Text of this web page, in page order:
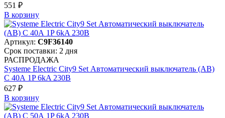
551 ₽
В корзинy
Артикул: C9F36140
Срок поставки: 2 дня
РАСПРОДАЖА
Systeme Electric City9 Set Автоматический выключатель (АВ)
С 40А 1P 6kA 230В
627 ₽
В корзинy